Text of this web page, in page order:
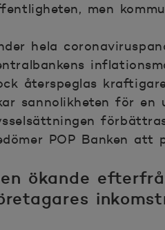
men
hela
återspeglas
sannolikheten för en
POP Banken
ökande